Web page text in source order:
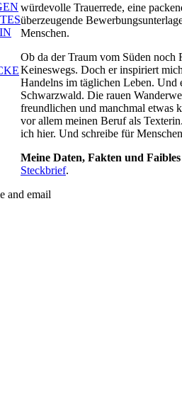
würdevolle Trauerrede, eine
überzeugende
Menschen.
Ob da der Traum vom Süden noch
Keineswegs. Doch er inspiriert
Handelns im täglichen Leben. Und
Schwarzwald. Die rauen
freundlichen und manchmal etwas
vor allem meinen Beruf als
ich hier. Und schreibe für
Meine Daten, Fakten und Faibles
Steckbrief.